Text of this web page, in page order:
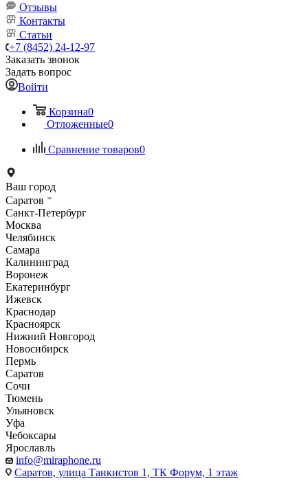
Отзывы
Контакты
Статьи
+7 (8452) 24-12-97
Заказать звонок
Задать вопрос
Войти
Корзина0
Отложенные0
Сравнение товаров0
Ваш город
Саратов
Санкт-Петербург
Москва
Челябинск
Самара
Калининград
Воронеж
Екатеринбург
Ижевск
Краснодар
Красноярск
Нижний Новгород
Новосибирск
Пермь
Саратов
Сочи
Тюмень
Ульяновск
Уфа
Чебоксары
Ярославль
info@miraphone.ru
Саратов, улица Танкистов 1, ТК Форум, 1 этаж